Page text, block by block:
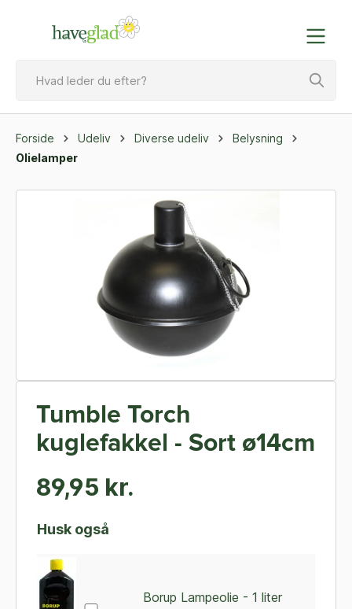
Forside Udeliv Diverse udeliv
Belysning
Olielamper
Tumble Torch
kuglefakkel - Sort ø14cm
89,95 kr.
Husk også
Borup Lampeolie - 1 liter